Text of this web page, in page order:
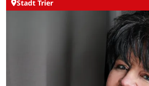
Stadt Trier